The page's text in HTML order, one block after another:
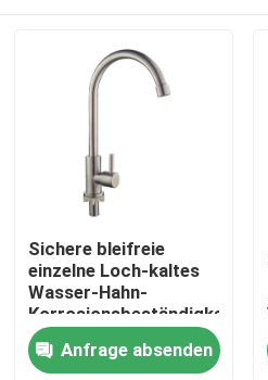
Heim
Sichere bleifreie
einzelne Loch-kaltes
Wasser-Hahn-
Korrosionsbeständigkeits-
lange Nutzungsdauer
Anfrage absenden